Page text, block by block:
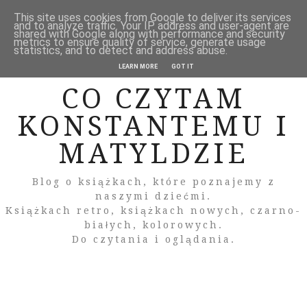
CO CZYTAM
KONSTANTEMU I
MATYLDZIE
Blog o książkach, które poznajemy z
naszymi dziećmi.
Książkach retro, książkach nowych, czarno-
białych, kolorowych.
Do czytania i oglądania.
This site uses cookies from Google to deliver its services
and to analyze traffic. Your IP address and user-agent are
shared with Google along with performance and security
metrics to ensure quality of service, generate usage
statistics, and to detect and address abuse.
LEARN MORE GOT IT